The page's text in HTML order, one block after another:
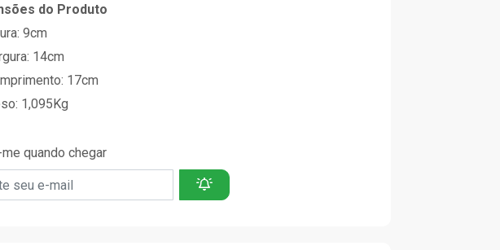
do Produto
9cm
14cm
17cm
1,095Kg
quando chegar